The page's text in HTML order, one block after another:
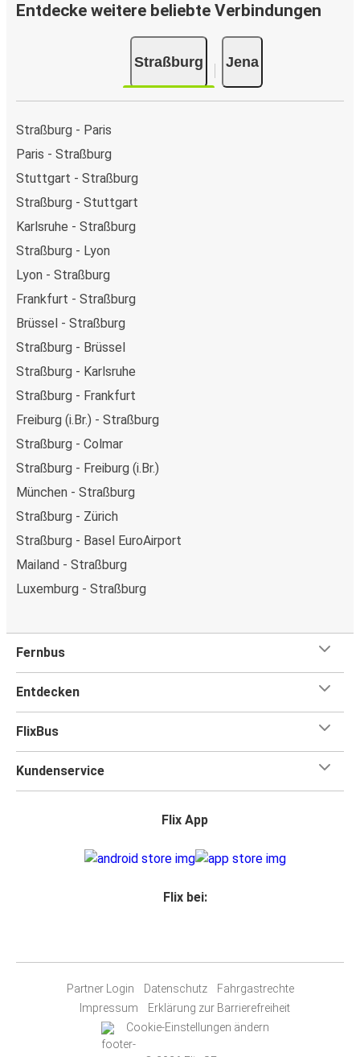
Entdecke weitere beliebte Verbindungen
Straßburg Jena
Straßburg - Paris
Paris - Straßburg
Stuttgart - Straßburg
Straßburg - Stuttgart
Karlsruhe - Straßburg
Straßburg - Lyon
Lyon - Straßburg
Frankfurt - Straßburg
Brüssel - Straßburg
Straßburg - Brüssel
Straßburg - Karlsruhe
Straßburg - Frankfurt
Freiburg (i.Br.) - Straßburg
Straßburg - Colmar
Straßburg - Freiburg (i.Br.)
München - Straßburg
Straßburg - Zürich
Straßburg - Basel EuroAirport
Mailand - Straßburg
Luxemburg - Straßburg
Fernbus
Entdecken
FlixBus
Kundenservice
Flix App
Flix bei:
Partner Login Datenschutz
Fahrgastrechte
Impressum
Erklärung zur Barrierefreiheit
Cookie-Einstellungen ändern